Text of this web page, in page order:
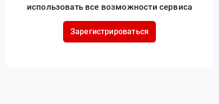
использовать все возможности сервиса
Зарегистрироваться